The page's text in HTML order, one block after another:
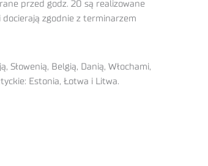
przed godz. 20 są realizowane
docierają zgodnie z terminarzem
Belgią, Danią, Włochami,
Estonia, Łotwa i Litwa.